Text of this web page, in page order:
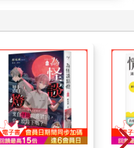
塑，其中一部分距今五千五百
天使所使用的棍形武器。在一
見頭盔下的臉。在另一些泥塑
錐形頭盔，並穿著用一些圓形
楚這些圓狀物件的用途。
意的，因為西元前四千年的近
為風格化的手法來描繪神的上